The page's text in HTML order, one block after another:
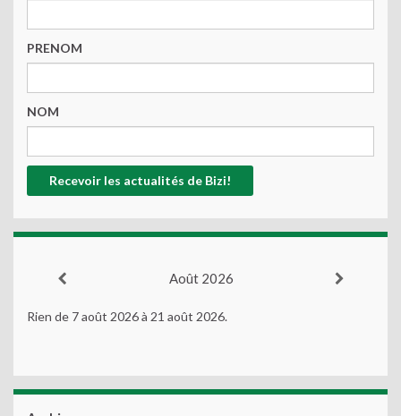
PRENOM
NOM
Août 2026
Rien de 7 août 2026 à 21 août 2026.